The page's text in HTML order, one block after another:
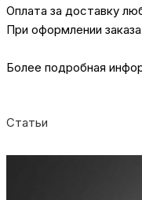
Оплата за доставку
При оформлении
Более подробная
Статьи